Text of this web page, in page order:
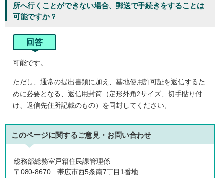
所へ行くことができない場合、郵送で手続きをすることは
可能ですか？
回答
可能です。
ただし、通常の提出書類に加え、墓地使用許可証を返信するた
めに必要となる、返信用封筒（定形外角2サイズ、切手貼り付
け、返信先住所記載のもの）を同封してください。
このページに関するご意見・お問い合わせ
総務部総務室戸籍住民課管理係
〒080-8670 帯広市西5条南7丁目1番地